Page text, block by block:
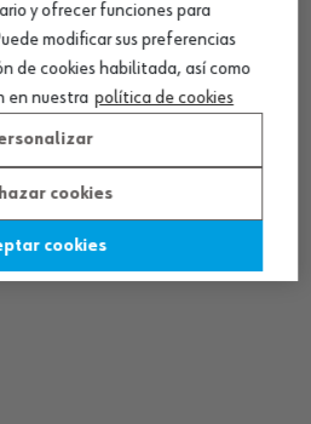
y ofrecer funciones para
modificar sus preferencias
de cookies habilitada, así como
en nuestra política de cookies
cookies
cookies